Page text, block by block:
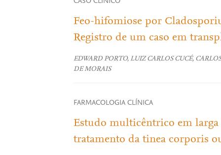
Feo-hifomiose por
Registro de um caso em
EDWARD PORTO, LUIZ CARLOS CUCÉ,
DE MORAIS
FARMACOLOGIA CLÍNICA
Estudo multicêntrico em larga
tratamento da tinea corporis